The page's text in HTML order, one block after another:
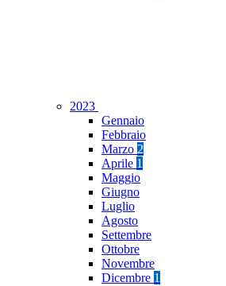
2023
Gennaio
Febbraio
Marzo 2
Aprile 1
Maggio
Giugno
Luglio
Agosto
Settembre
Ottobre
Novembre
Dicembre 1